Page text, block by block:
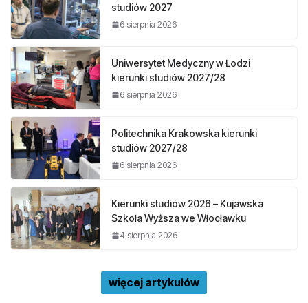
studiów 2027
6 sierpnia 2026
Uniwersytet Medyczny w Łodzi
kierunki studiów 2027/28
6 sierpnia 2026
Politechnika Krakowska kierunki
studiów 2027/28
6 sierpnia 2026
Kierunki studiów 2026 – Kujawska
Szkoła Wyższa we Włocławku
4 sierpnia 2026
więcej artykułów